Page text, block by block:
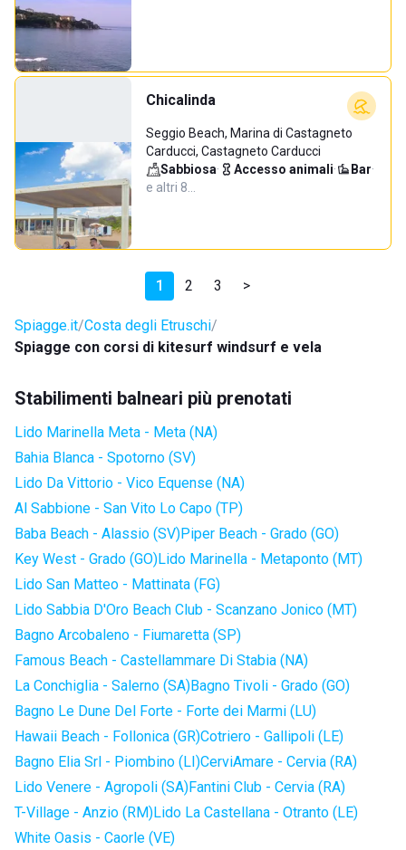
Chicalinda
Seggio Beach, Marina di Castagneto
Carducci, Castagneto Carducci
Sabbiosa· Accesso animali· Bar·
e altri 8…
1 2 3 >
Spiagge.it Costa degli Etruschi
Spiagge con corsi di kitesurf windsurf e vela
Stabilimenti balneari più prenotati
Lido Marinella Meta - Meta (NA)
Bahia Blanca - Spotorno (SV)
Lido Da Vittorio - Vico Equense (NA)
Al Sabbione - San Vito Lo Capo (TP)
Baba Beach - Alassio (SV)Piper Beach - Grado (GO)
Key West - Grado (GO)Lido Marinella - Metaponto (MT)
Lido San Matteo - Mattinata (FG)
Lido Sabbia D'Oro Beach Club - Scanzano Jonico (MT)
Bagno Arcobaleno - Fiumaretta (SP)
Famous Beach - Castellammare Di Stabia (NA)
La Conchiglia - Salerno (SA)Bagno Tivoli - Grado (GO)
Bagno Le Dune Del Forte - Forte dei Marmi (LU)
Hawaii Beach - Follonica (GR)Cotriero - Gallipoli (LE)
Bagno Elia Srl - Piombino (LI)CerviAmare - Cervia (RA)
Lido Venere - Agropoli (SA)Fantini Club - Cervia (RA)
T-Village - Anzio (RM)Lido La Castellana - Otranto (LE)
White Oasis - Caorle (VE)